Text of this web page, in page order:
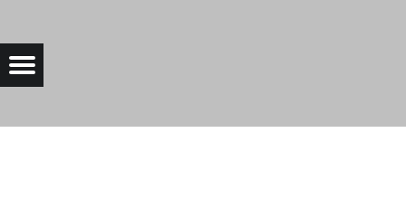
Menu
navigation